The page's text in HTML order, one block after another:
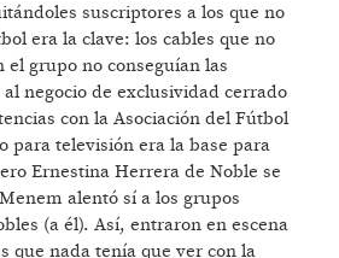
suscriptores a los que no
era la clave: los cables que no
el grupo no conseguían las
negocio de exclusividad cerrado
con la Asociación del Fútbol
para televisión era la base para
Ernestina Herrera de Noble se
alentó sí a los grupos
(a él). Así, entraron en escena
que nada tenía que ver con la